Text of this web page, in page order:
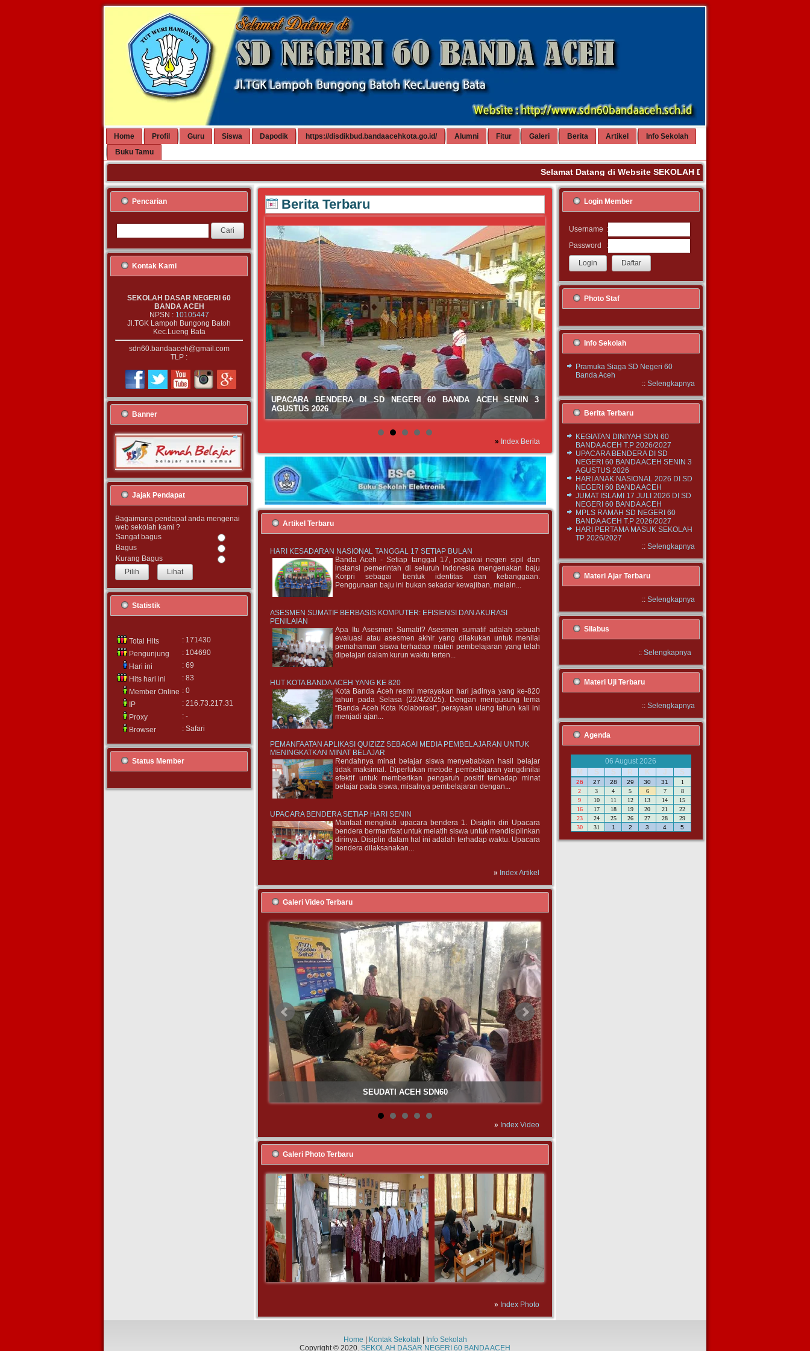
Home Profil Guru Siswa Dapodik https://disdikbud.bandaacehkota.go.id/ Alumni Fitur Galeri Berita Artikel
Info Sekolah
Buku Tamu
Selamat Datang di Website SEKOLAH DASAR NEGERI 60 BANDA
Pencarian
Kontak Kami
SEKOLAH DASAR NEGERI 60
BANDA ACEH
NPSN : 10105447
Jl.TGK Lampoh Bungong Batoh
Kec.Lueng Bata
sdn60.bandaaceh@gmail.com
TLP :
Banner
Jajak Pendapat
Bagaimana pendapat anda mengenai
web sekolah kami ?
Sangat bagus
Bagus
Kurang Bagus
Lihat
Statistik
Total Hits
: 171430
Pengunjung
: 104690
Hari ini
: 69
Hits hari ini
: 83
Member Online : 0
IP
: 216.73.217.31
Proxy
: -
Browser
: Safari
Status Member
Berita Terbaru
UPACARA BENDERA DI SD NEGERI 60 BANDA ACEH SENIN 3
AGUSTUS 2026
» Index Berita
Artikel Terbaru
HARI KESADARAN NASIONAL TANGGAL 17 SETIAP BULAN
Banda Aceh - Setiap tanggal 17, pegawai negeri sipil dan
instansi pemerintah di seluruh Indonesia mengenakan baju
Korpri sebagai bentuk identitas dan kebanggaan.
Penggunaan baju ini bukan sekadar kewajiban, melain...
ASESMEN SUMATIF BERBASIS KOMPUTER: EFISIENSI DAN AKURASI
PENILAIAN
Apa Itu Asesmen Sumatif? Asesmen sumatif adalah sebuah
evaluasi atau asesmen akhir yang dilakukan untuk menilai
pemahaman siswa terhadap materi pembelajaran yang telah
dipelajari dalam kurun waktu terten...
HUT KOTA BANDA ACEH YANG KE 820
Kota Banda Aceh resmi merayakan hari jadinya yang ke-820
tahun pada Selasa (22/4/2025). Dengan mengusung tema
“Banda Aceh Kota Kolaborasi”, perayaan ulang tahun kali ini
menjadi ajan...
PEMANFAATAN APLIKASI QUIZIZZ SEBAGAI MEDIA PEMBELAJARAN UNTUK
MENINGKATKAN MINAT BELAJAR
Rendahnya minat belajar siswa menyebabkan hasil belajar
tidak maksimal. Diperlukan metode pembelajaran yangdinilai
efektif untuk memberikan pengaruh positif terhadap minat
belajar pada siswa, misalnya pembelajaran dengan...
UPACARA BENDERA SETIAP HARI SENIN
Manfaat mengikuti upacara bendera 1. Disiplin diri Upacara
bendera bermanfaat untuk melatih siswa untuk mendisiplinkan
dirinya. Disiplin dalam hal ini adalah terhadap waktu. Upacara
bendera dilaksanakan...
» Index Artikel
Galeri Video Terbaru
SEUDATI ACEH SDN60
» Index Video
Galeri Photo Terbaru
» Index Photo
Login Member
Username :
Password
:
Photo Staf
Info Sekolah
Pramuka Siaga SD Negeri 60
Banda Aceh
:: Selengkapnya
Berita Terbaru
KEGIATAN DINIYAH SDN 60
BANDA ACEH T.P 2026/2027
UPACARA BENDERA DI SD
NEGERI 60 BANDA ACEH SENIN 3
AGUSTUS 2026
HARI ANAK NASIONAL 2026 DI SD
NEGERI 60 BANDA ACEH
JUMAT ISLAMI 17 JULI 2026 DI SD
NEGERI 60 BANDA ACEH
MPLS RAMAH SD NEGERI 60
BANDA ACEH T.P 2026/2027
HARI PERTAMA MASUK SEKOLAH
TP 2026/2027
:: Selengkapnya
Materi Ajar Terbaru
:: Selengkapnya
Silabus
:: Selengkapnya
Materi Uji Terbaru
:: Selengkapnya
Agenda
06 August 2026
M
S S R K J S
26 27 28 29 30 31
1
2
3 4 5 6 7
8
9
10 11 12 13 14
15
16
17 18 19 20 21
22
23
24 25 26 27 28
29
30
31 1 2 3 4 5
Home Kontak Sekolah
Info Sekolah
Copyright © 2020. SEKOLAH DASAR NEGERI 60 BANDA ACEH